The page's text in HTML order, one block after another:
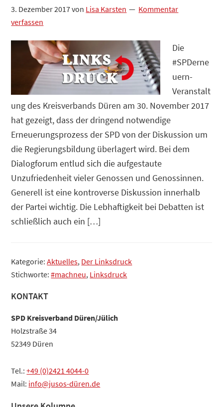
3. Dezember 2017von Lisa Karsten
Kommentar
verfassen
Die
#SPDerne
uern-
Veranstalt
ung des Kreisverbands Düren am 30. November 2017
hat gezeigt, dass der dringend notwendige
Erneuerungsprozess der SPD von der Diskussion um
die Regierungsbildung überlagert wird. Bei dem
Dialogforum entlud sich die aufgestaute
Unzufriedenheit vieler Genossen und Genossinnen.
Generell ist eine kontroverse Diskussion innerhalb
der Partei wichtig. Die Lebhaftigkeit bei Debatten ist
schließlich auch ein […]
Kategorie:Aktuelles, Der Linksdruck
Stichworte:#machneu, Linksdruck
Haupt-
Sidebar
KONTAKT
SPD Kreisverband Düren/Jülich
Holzstraße 34
52349 Düren
Tel.:+49 (0)2421 4044-0
Mail: info@jusos-düren.de